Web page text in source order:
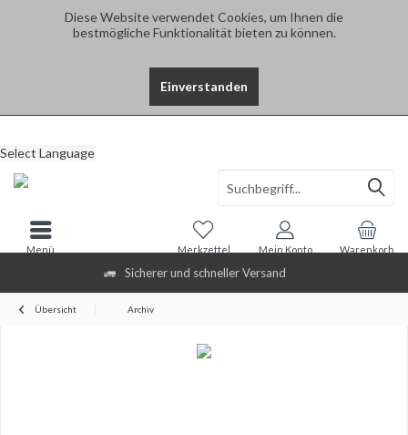
Diese Website verwendet Cookies, um Ihnen die
bestmögliche Funktionalität bieten zu können.
Einverstanden
Sicherer und schneller Versand
Select Language
Warenkorb
Merkzettel Mein Konto
Menü
Übersicht Archiv